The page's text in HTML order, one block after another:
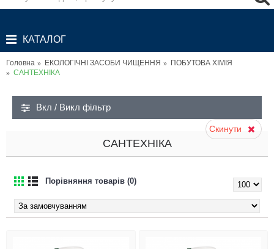
КАТАЛОГ
Головна ЕКОЛОГІЧНІ ЗАСОБИ ЧИЩЕННЯ
ПОБУТОВА ХІМІЯ
САНТЕХНІКА
Вкл / Викл фiльтр
Скинути
САНТЕХНІКА
Порівняння товарів (0)